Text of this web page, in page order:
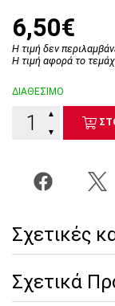
6,50€
Η τιμή δεν
Η τιμή αφορά το
ΔΙΑΘΕΣΙΜΟ
▼
▲
Σχετικές
Σχετικά